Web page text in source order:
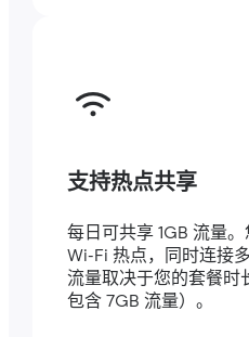
支持热点共享
每日可共享 1GB 流量
Wi-Fi 热点，同时连接
流量取决于您的套餐时
包含 7GB 流量）。